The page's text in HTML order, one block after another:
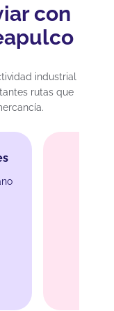
con
industrial
rutas que